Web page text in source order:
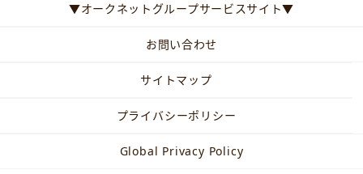
▼オークネットグループサービスサイト▼
お問い合わせ
サイトマップ
プライバシーポリシー
Global Privacy Policy